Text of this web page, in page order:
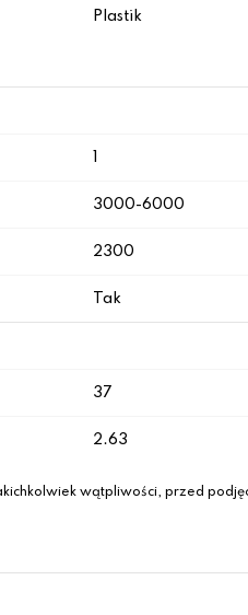
Plastik
3000-6000
2300
Tak
37
2.63
wątpliwości, przed